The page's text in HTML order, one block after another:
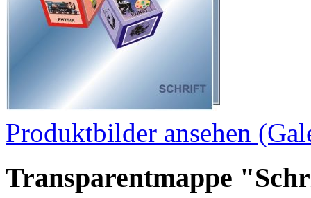
Produktbilder ansehen
Transparentmappe